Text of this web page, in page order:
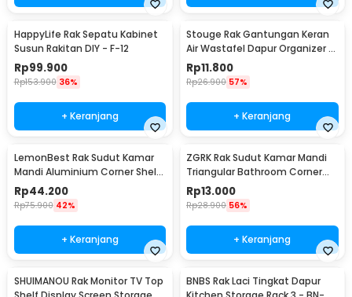
HappyLife Rak Sepatu Kabinet
Susun Rakitan DIY - F-12
Rp99.900
Rp153.900 36%
+ Keranjang
Stouge Rak Gantungan Keran
Air Wastafel Dapur Organizer -
PXM19
Rp11.800
Rp26.900 57%
+ Keranjang
LemonBest Rak Sudut Kamar
Mandi Aluminium Corner Shelf
Rack 2 Layers - G48
Rp44.200
Rp75.900 42%
+ Keranjang
ZGRK Rak Sudut Kamar Mandi
Triangular Bathroom Corner
Shelf Plastik - ST145
Rp13.000
Rp28.900 56%
+ Keranjang
SHUIMANOU Rak Monitor TV Top
BNBS Rak Laci Tingkat Dapur